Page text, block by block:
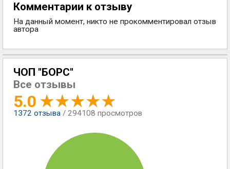
Комментарии к отзыву
На данный момент, никто не прокомментировал отзыв
автора
ЧОП "БОРС"
Все отзывы
5.0
1372 отзыва / 294108 просмотров